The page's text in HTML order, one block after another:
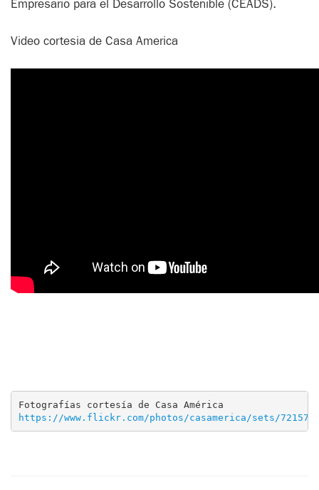
Empresario para el Desarrollo Sostenible (CEADS).
Video cortesia de Casa America
https://www.flickr.com/photos/casamerica/sets/